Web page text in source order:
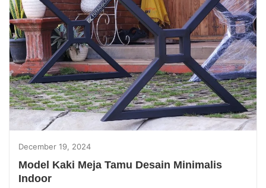
December 19, 2024
Model Kaki Meja Tamu Desain Minimalis
Indoor